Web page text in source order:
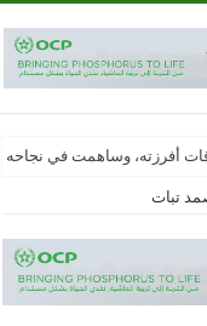
أفرزته، وساهمت في
تبات